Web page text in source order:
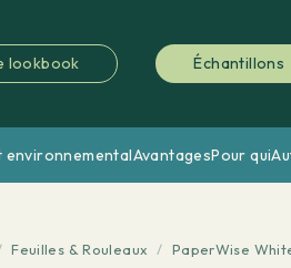
lookbook Échantillons
environnementalAvantagesPour qui
Feuilles & Rouleaux / PaperWise